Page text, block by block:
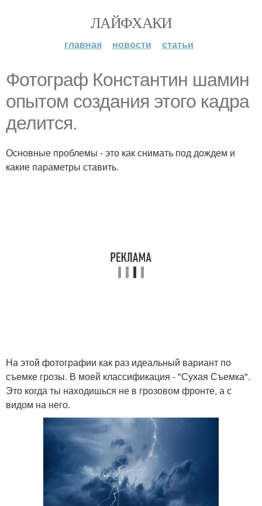
ЛАЙФХАКИ
главная новости статьи
Фотограф Константин шамин
опытом создания этого кадра
делится.
Основные проблемы - это как снимать под дождем и
какие параметры ставить.
На этой фотографии как раз идеальный вариант по
съемке грозы. В моей классификация - "Сухая Съемка".
Это когда ты находишься не в грозовом фронте, а с
видом на него.